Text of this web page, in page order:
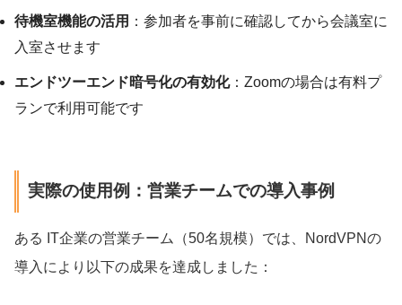
待機室機能の活用 ：参加者を事前に確認してから会議室に
入室させます
エンドツーエンド暗号化の有効化：Zoomの場合は有料プ
ランで利用可能です
実際の使用例：営業チームでの導入事例
ある IT企業の営業チーム（50名規模）では、NordVPNの
導入により以下の成果を達成しました：